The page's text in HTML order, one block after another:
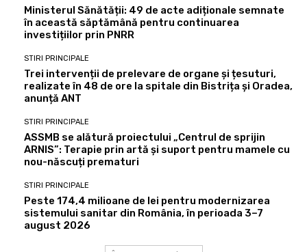
Ministerul Sănătății: 49 de acte adiționale semnate
în această săptămână pentru continuarea
investițiilor prin PNRR
STIRI PRINCIPALE
Trei intervenții de prelevare de organe și țesuturi,
realizate în 48 de ore la spitale din Bistrița și Oradea,
anunță ANT
STIRI PRINCIPALE
ASSMB se alătură proiectului „Centrul de sprijin
ARNIS”: Terapie prin artă și suport pentru mamele cu
nou-născuți prematuri
STIRI PRINCIPALE
Peste 174,4 milioane de lei pentru modernizarea
sistemului sanitar din România, în perioada 3–7
august 2026